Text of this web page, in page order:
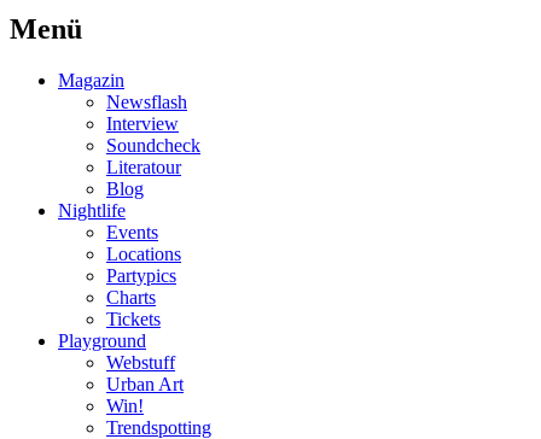
Menü
Magazin
Newsflash
Interview
Soundcheck
Literatour
Blog
Nightlife
Events
Locations
Partypics
Charts
Tickets
Playground
Webstuff
Urban Art
Win!
Trendspotting